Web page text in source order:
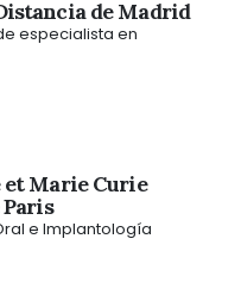
de Madrid
especialista en
et Marie Curie
e Implantología